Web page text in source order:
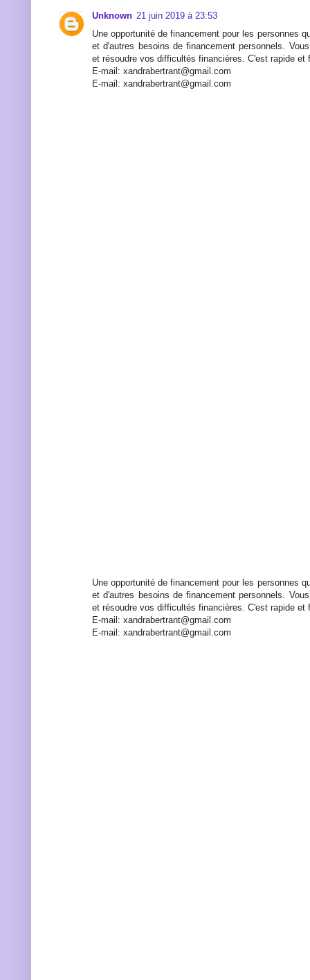
Unknown 21 juin 2019 à 23:53
Une opportunité de financement pour les personnes
et d'autres besoins de financement personnels.
et résoudre vos difficultés financières. C'est rapide et
E-mail: xandrabertrant@gmail.com
E-mail: xandrabertrant@gmail.com
Une opportunité de financement pour les personnes
et d'autres besoins de financement personnels.
et résoudre vos difficultés financières. C'est rapide et
E-mail: xandrabertrant@gmail.com
E-mail: xandrabertrant@gmail.com